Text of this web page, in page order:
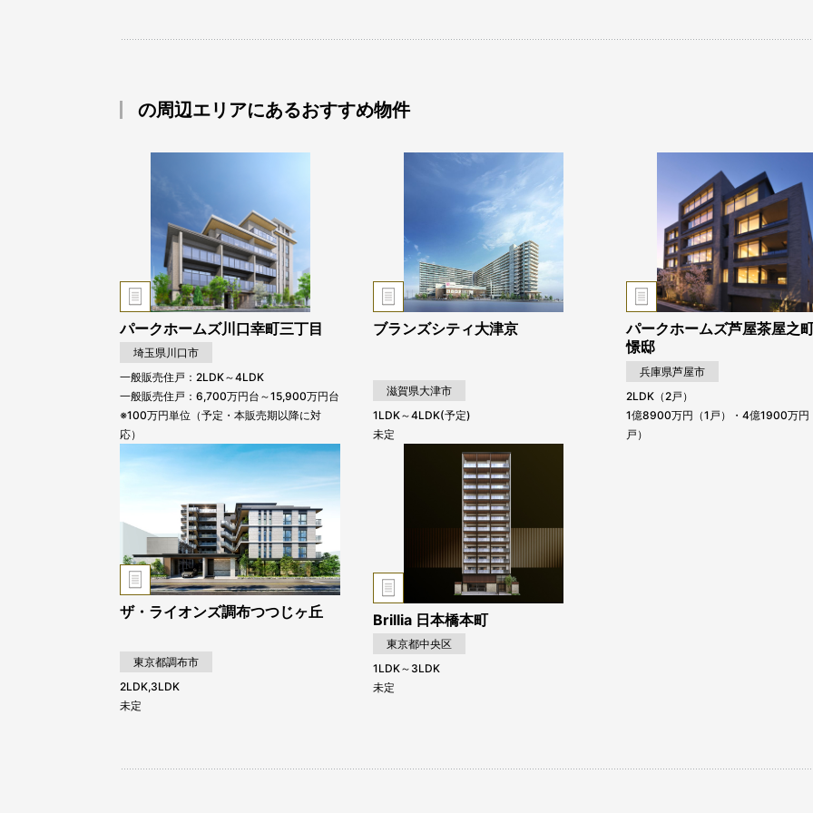
の周辺エリアにあるおすすめ物件
パークホームズ川口幸町三丁目
埼玉県川口市
一般販売住戸：2LDK～4LDK
一般販売住戸：6,700万円台～15,900万円台
※100万円単位（予定・本販売期以降に対
応）
ブランズシティ大津京
滋賀県大津市
1LDK～4LDK(予定)
未定
パークホームズ芦屋茶屋之
憬邸
兵庫県芦屋市
2LDK（2戸）
1億8900万円（1戸）・4億1900万円
戸）
ザ・ライオンズ調布つつじヶ丘
東京都調布市
2LDK,3LDK
未定
Brillia 日本橋本町
東京都中央区
1LDK～3LDK
未定